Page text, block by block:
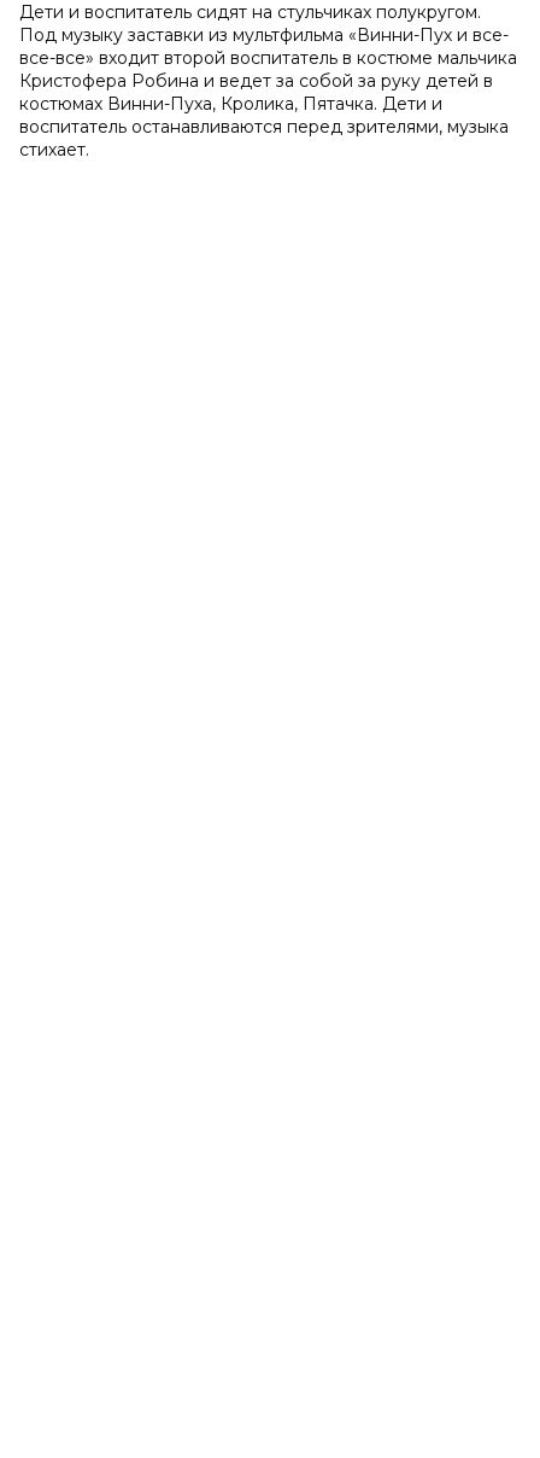
Дети и воспитатель сидят на стульчиках полукругом.
Под музыку заставки из мультфильма «Винни-Пух и все-
все-все» входит второй воспитатель в костюме мальчика
Кристофера Робина и ведет за собой за руку детей в
костюмах Винни-Пуха, Кролика, Пятачка. Дети и
воспитатель останавливаются перед зрителями, музыка
стихает.